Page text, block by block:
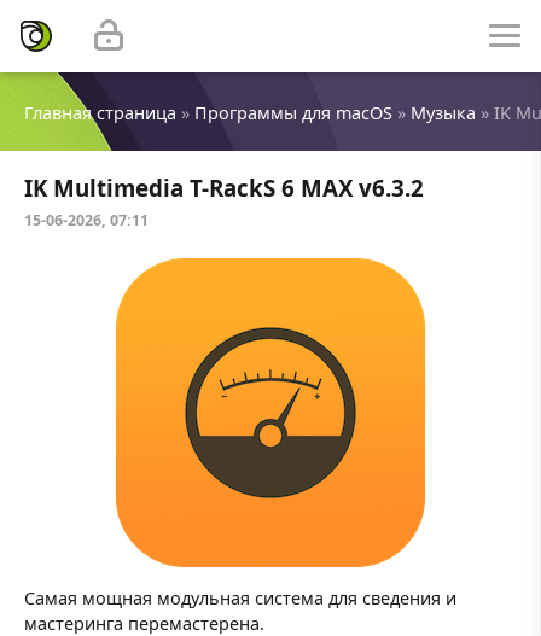
Главная страница » Программы для macOS » Музыка » IK
IK Multimedia T-RackS 6 MAX v6.3.2
15-06-2026, 07:11
Самая мощная модульная система для сведения и
мастеринга перемастерена.